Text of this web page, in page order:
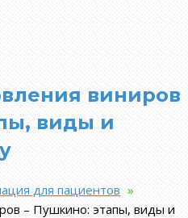
виниров
виды и
для пациентов »
– Пушкино: этапы, виды и